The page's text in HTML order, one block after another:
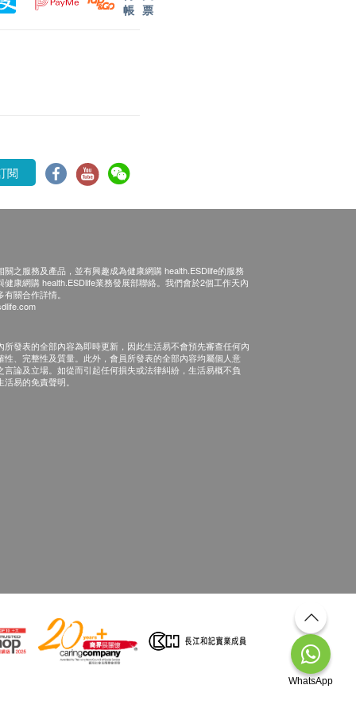
帳 票
閱
關之服務及產品，並有興趣成為健康網購 health.ESDlife的服務
健康網購 health.ESDlife業務發展部聯絡。我們會於2個工作天內
關合作詳情。
所發表的全部內容為即時更新，因此生活易不會預先審查任何內
性、完整性及質量。此外，會員所發表的全部內容均屬個人意
言論及立場。如從而引起任何損失或法律糾紛，生活易概不負
易的免責聲明。
WhatsApp